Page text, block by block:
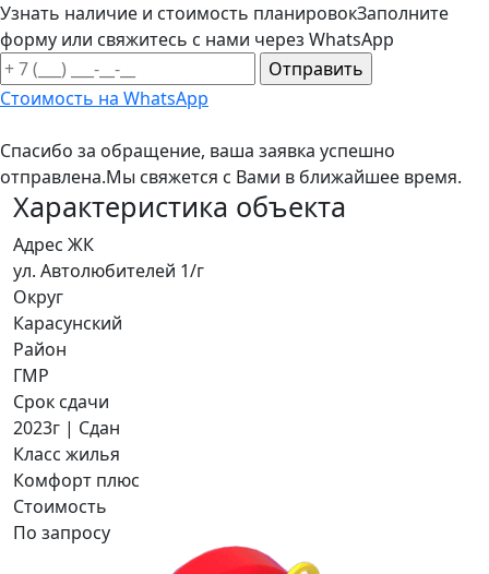
Узнать наличие и стоимость планировокЗаполните
форму или свяжитесь с нами через WhatsApp
Стоимость на WhatsApp
Спасибо за обращение, ваша заявка успешно
отправлена.Мы свяжется с Вами в ближайшее время.
Характеристика объекта
Адрес ЖК
ул. Автолюбителей 1/г
Округ
Карасунский
Район
ГМР
Срок сдачи
2023г | Сдан
Класс жилья
Комфорт плюс
Стоимость
По запросу